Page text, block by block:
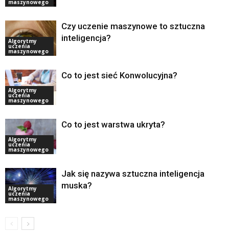
maszynowego
Algorytmy
uczenia
maszynowego
Czy uczenie maszynowe to sztuczna
inteligencja?
Algorytmy
uczenia
maszynowego
Co to jest sieć Konwolucyjna?
Algorytmy
uczenia
maszynowego
Co to jest warstwa ukryta?
Algorytmy
uczenia
maszynowego
Jak się nazywa sztuczna inteligencja
muska?